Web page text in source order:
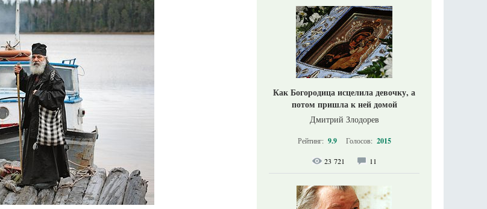
Как Богородица исцелила девочку, а
потом пришла к ней домой
Дмитрий Злодорев
Рейтинг: 9.9 Голосов: 2015
23 721 11